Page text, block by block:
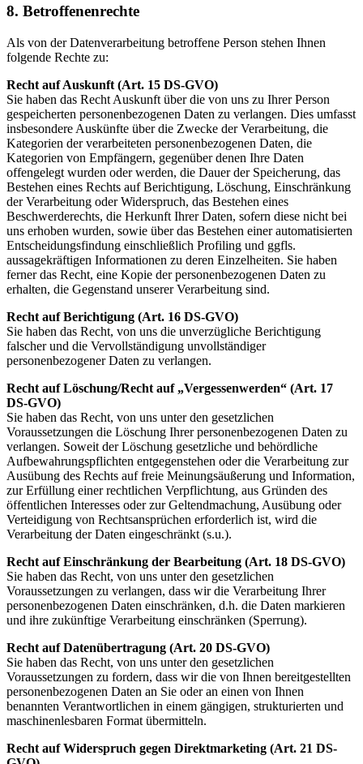
8. Betroffenenrechte
Als von der Datenverarbeitung betroffene Person stehen Ihnen
folgende Rechte zu:
Recht auf Auskunft (Art. 15 DS-GVO)
Sie haben das Recht Auskunft über die von uns zu Ihrer Person
gespeicherten personenbezogenen Daten zu verlangen. Dies umfasst
insbesondere Auskünfte über die Zwecke der Verarbeitung, die
Kategorien der verarbeiteten personenbezogenen Daten, die
Kategorien von Empfängern, gegenüber denen Ihre Daten
offengelegt wurden oder werden, die Dauer der Speicherung, das
Bestehen eines Rechts auf Berichtigung, Löschung, Einschränkung
der Verarbeitung oder Widerspruch, das Bestehen eines
Beschwerderechts, die Herkunft Ihrer Daten, sofern diese nicht bei
uns erhoben wurden, sowie über das Bestehen einer automatisierten
Entscheidungsfindung einschließlich Profiling und ggfls.
aussagekräftigen Informationen zu deren Einzelheiten. Sie haben
ferner das Recht, eine Kopie der personenbezogenen Daten zu
erhalten, die Gegenstand unserer Verarbeitung sind.
Recht auf Berichtigung (Art. 16 DS-GVO)
Sie haben das Recht, von uns die unverzügliche Berichtigung
falscher und die Vervollständigung unvollständiger
personenbezogener Daten zu verlangen.
Recht auf Löschung/Recht auf „Vergessenwerden“ (Art. 17
DS-GVO)
Sie haben das Recht, von uns unter den gesetzlichen
Voraussetzungen die Löschung Ihrer personenbezogenen Daten zu
verlangen. Soweit der Löschung gesetzliche und behördliche
Aufbewahrungspflichten entgegenstehen oder die Verarbeitung zur
Ausübung des Rechts auf freie Meinungsäußerung und Information,
zur Erfüllung einer rechtlichen Verpflichtung, aus Gründen des
öffentlichen Interesses oder zur Geltendmachung, Ausübung oder
Verteidigung von Rechtsansprüchen erforderlich ist, wird die
Verarbeitung der Daten eingeschränkt (s.u.).
Recht auf Einschränkung der Bearbeitung (Art. 18 DS-GVO)
Sie haben das Recht, von uns unter den gesetzlichen
Voraussetzungen zu verlangen, dass wir die Verarbeitung Ihrer
personenbezogenen Daten einschränken, d.h. die Daten markieren
und ihre zukünftige Verarbeitung einschränken (Sperrung).
Recht auf Datenübertragung (Art. 20 DS-GVO)
Sie haben das Recht, von uns unter den gesetzlichen
Voraussetzungen zu fordern, dass wir die von Ihnen bereitgestellten
personenbezogenen Daten an Sie oder an einen von Ihnen
benannten Verantwortlichen in einem gängigen, strukturierten und
maschinenlesbaren Format übermitteln.
Recht auf Widerspruch gegen Direktmarketing (Art. 21 DS-